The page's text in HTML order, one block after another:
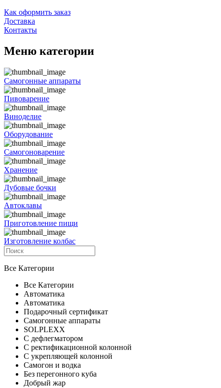
Как оформить заказ
Доставка
Контакты
Меню категории
Самогонные аппараты
Пивоварение
Виноделие
Оборудование
Самогоноварение
Хранение
Дубовые бочки
Автоклавы
Приготовление пищи
Изготовление колбас
Все Категории
Все Категории
Автоматика
Автоматика
Подарочный сертификат
Самогонные аппараты
SOLPLEXX
С дефлегматором
С ректификационной колонной
С укрепляющей колонной
Самогон и водка
Без перегонного куба
Добрый жар